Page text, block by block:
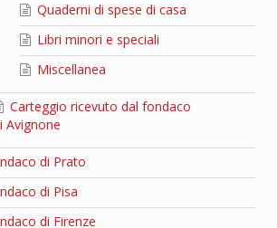
Quaderni di spese di casa
Libri minori e speciali
Miscellanea
Carteggio ricevuto dal fondaco
Avignone
di Prato
di Pisa
di Firenze